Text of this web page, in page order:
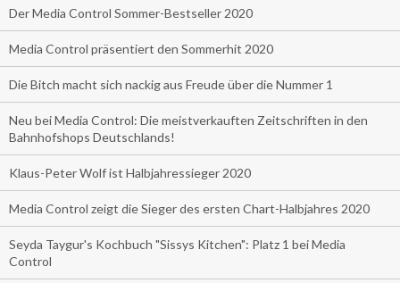
Der Media Control Sommer-Bestseller 2020
Media Control präsentiert den Sommerhit 2020
Die Bitch macht sich nackig aus Freude über die Nummer 1
Neu bei Media Control: Die meistverkauften Zeitschriften in den
Bahnhofshops Deutschlands!
Klaus-Peter Wolf ist Halbjahressieger 2020
Media Control zeigt die Sieger des ersten Chart-Halbjahres 2020
Seyda Taygur's Kochbuch "Sissys Kitchen": Platz 1 bei Media
Control